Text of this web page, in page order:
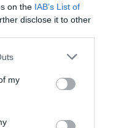
on the IAB’s List of
disclose it to other
my
qualsiasi tipo di
ai sensi della presente
potranno inviare una
piccoli frammenti di dati